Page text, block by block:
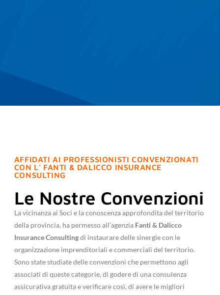
AFFIDATI AI PROFESSIONISTI CONVENZIONATI
CON L' FANTI & DALICCO INSURANCE
CONSULTING
Le Nostre Convenzioni
La vicinanza ai Soci e la conoscenza approfondita del territorio
della provincia, ha permesso all’agenzia Fanti & Dalicco
Insurance Consultingdi instaurare delle sinergie con le
organizzazione imprenditoriali e commerciali del territorio.
Sono state studiate delle convenzioni che permettono agli
associati di queste categorie, di godere di una consulenza
assicurativa gratuita e verificare così, di avere le migliori